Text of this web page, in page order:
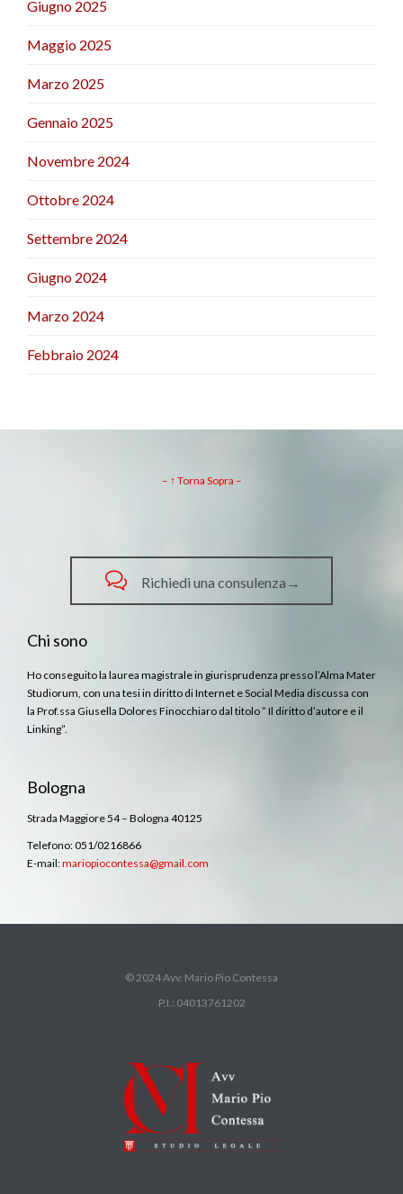
Giugno 2025
Maggio 2025
Marzo 2025
Gennaio 2025
Novembre 2024
Ottobre 2024
Settembre 2024
Giugno 2024
Marzo 2024
Febbraio 2024
– ↑ Torna Sopra –
 Richiedi una consulenza→
Chi sono
Ho conseguito la laurea magistrale in giurisprudenza presso l’Alma Mater
Studiorum, con una tesi in diritto di Internet e Social Media discussa con
la Prof.ssa Giusella Dolores Finocchiaro dal titolo ” Il diritto d’autore e il
Linking”.
Bologna
Strada Maggiore 54 – Bologna 40125
Telefono: 051/0216866
E-mail:mariopiocontessa@gmail.com
© 2024 Avv. Mario Pio Contessa
P.I.: 04013761202